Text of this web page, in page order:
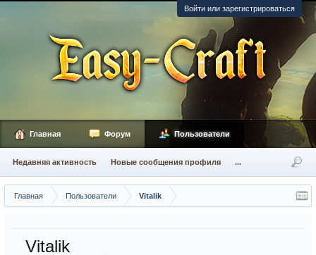
Войти или зарегистрироваться
Главная Пользователи Vitalik
Vitalik
Главная Форум Пользователи
Недавняя активность Новые сообщения профиля ...